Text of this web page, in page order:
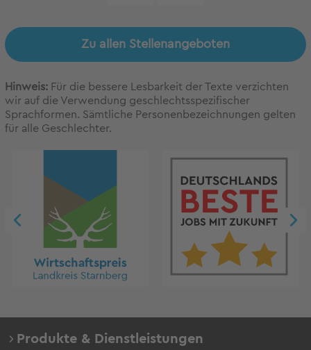
Zu allen Stellenangeboten
Hinweis: Für die bessere Lesbarkeit der Texte verzichten
wir auf die Verwendung geschlechtsspezifischer
Sprachformen. Sämtliche Personenbezeichnungen gelten
für alle Geschlechter.
Produkte & Dienstleistungen